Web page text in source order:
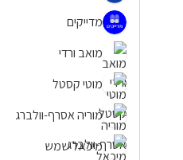
מדייקים
מואב ורדי
מוטי קסטל
מוריה אסרף-וולברג
מיכאל שמש